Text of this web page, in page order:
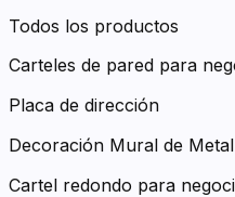
Todos los productos
Carteles de pared para
Placa de dirección
Decoración Mural de
Cartel redondo para